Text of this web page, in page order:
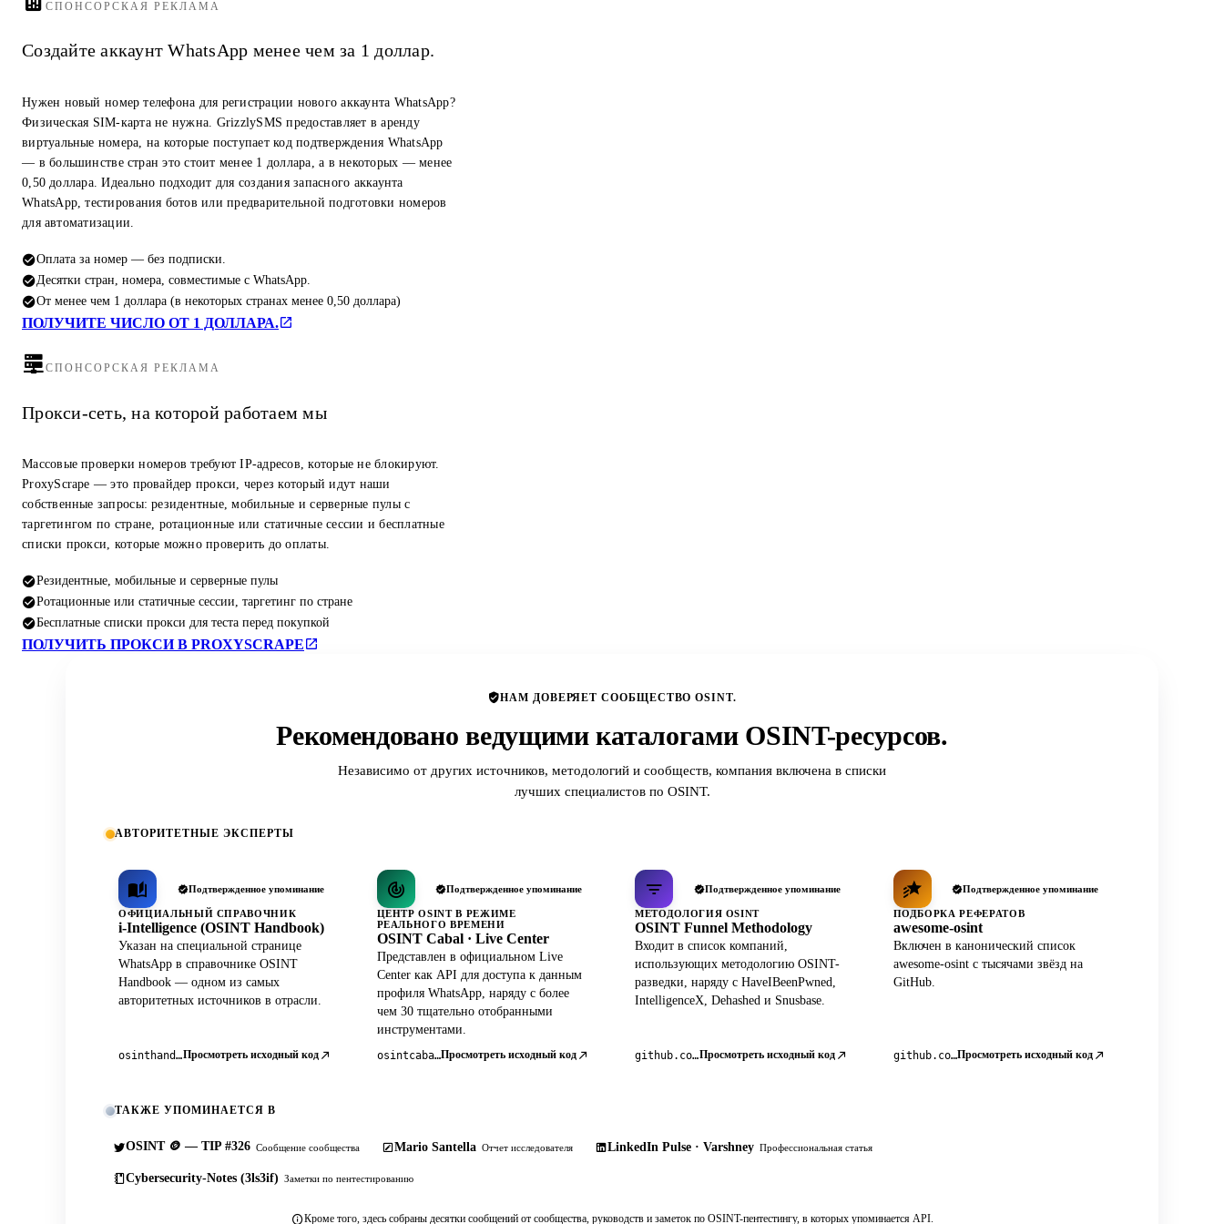
СПОНСОРСКАЯ РЕКЛАМА
Создайте аккаунт WhatsApp менее чем за 1 доллар.
Нужен новый номер телефона для регистрации нового аккаунта WhatsApp?
Физическая SIM-карта не нужна. GrizzlySMS предоставляет в аренду
виртуальные номера, на которые поступает код подтверждения WhatsApp
— в большинстве стран это стоит менее 1 доллара, а в некоторых — менее
0,50 доллара. Идеально подходит для создания запасного аккаунта
WhatsApp, тестирования ботов или предварительной подготовки номеров
для автоматизации.
Оплата за номер — без подписки.
Десятки стран, номера, совместимые с WhatsApp.
От менее чем 1 доллара (в некоторых странах менее 0,50 доллара)
ПОЛУЧИТЕ ЧИСЛО ОТ 1 ДОЛЛАРА.
СПОНСОРСКАЯ РЕКЛАМА
Прокси-сеть, на которой работаем мы
Массовые проверки номеров требуют IP-адресов, которые не блокируют.
ProxyScrape — это провайдер прокси, через который идут наши
собственные запросы: резидентные, мобильные и серверные пулы с
таргетингом по стране, ротационные или статичные сессии и бесплатные
списки прокси, которые можно проверить до оплаты.
Резидентные, мобильные и серверные пулы
Ротационные или статичные сессии, таргетинг по стране
Бесплатные списки прокси для теста перед покупкой
ПОЛУЧИТЬ ПРОКСИ В PROXYSCRAPE
НАМ ДОВЕРЯЕТ СООБЩЕСТВО OSINT.
Рекомендовано ведущими каталогами OSINT-ресурсов.
Независимо от других источников, методологий и сообществ, компания включена в списки
лучших специалистов по OSINT.
АВТОРИТЕТНЫЕ ЭКСПЕРТЫ
Подтвержденное упоминание
ОФИЦИАЛЬНЫЙ СПРАВОЧНИК
i-Intelligence (OSINT Handbook)
Указан на специальной странице
WhatsApp в справочнике OSINT
Handbook — одном из самых
авторитетных источников в отрасли.
osinthandbook.comПросмотреть исходный код
Подтвержденное упоминание
ЦЕНТР OSINT В РЕЖИМЕ
РЕАЛЬНОГО ВРЕМЕНИ
OSINT Cabal · Live Center
Представлен в официальном Live
Center как API для доступа к данным
профиля WhatsApp, наряду с более
чем 30 тщательно отобранными
инструментами.
osintcabal.orgПросмотреть исходный код
Подтвержденное упоминание
МЕТОДОЛОГИЯ OSINT
OSINT Funnel Methodology
Входит в список компаний,
использующих методологию OSINT-
разведки, наряду с HaveIBeenPwned,
IntelligenceX, Dehashed и Snusbase.
github.com/pdudotdev/ofmПросмотреть исходный код
Подтвержденное упоминание
ПОДБОРКА РЕФЕРАТОВ
awesome-osint
Включен в канонический список
awesome-osint с тысячами звёзд на
GitHub.
github.com/jivoi/awesome-osintПросмотреть исходный код
ТАКЖЕ УПОМИНАЕТСЯ В
OSINT 🪙 — TIP #326 Сообщение сообщества Mario Santella Отчет исследователя LinkedIn Pulse · Varshney Профессиональная статья
Cybersecurity-Notes (3ls3if) Заметки по пентестированию
Кроме того, здесь собраны десятки сообщений от сообщества, руководств и заметок по OSINT-пентестингу, в которых упоминается API.